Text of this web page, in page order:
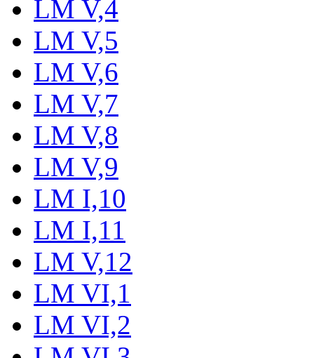
LM V,4
LM V,5
LM V,6
LM V,7
LM V,8
LM V,9
LM I,10
LM I,11
LM V,12
LM VI,1
LM VI,2